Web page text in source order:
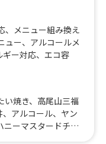
キン南蛮、特製ソ
フライドポテト ト
、チキンオーバー
角ハイボール、レ
、 メニュー組み換え
ュー、 アルコールメ
ギー対応、 エコ容
い焼き、高尾山三福
アルコール、ヤン
ニーマスタードチキ